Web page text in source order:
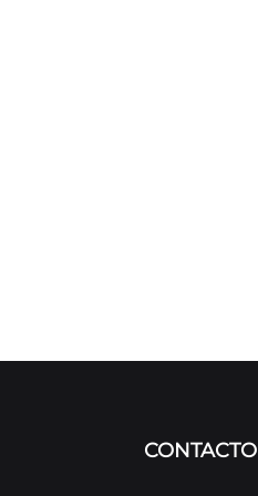
CONTACTO